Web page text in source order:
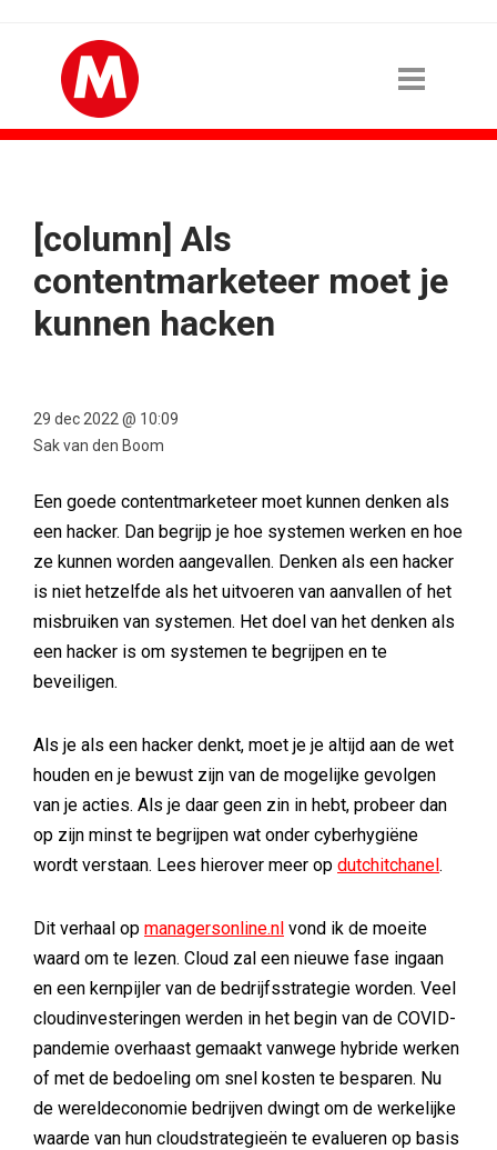
[column] Als
contentmarketeer moet je
kunnen hacken
29 dec 2022 @ 10:09
Sak van den Boom
Een goede contentmarketeer moet kunnen denken als
een hacker. Dan begrijp je hoe systemen werken en hoe
ze kunnen worden aangevallen. Denken als een hacker
is niet hetzelfde als het uitvoeren van aanvallen of het
misbruiken van systemen. Het doel van het denken als
een hacker is om systemen te begrijpen en te
beveiligen.
Als je als een hacker denkt, moet je je altijd aan de wet
houden en je bewust zijn van de mogelijke gevolgen
van je acties. Als je daar geen zin in hebt, probeer dan
op zijn minst te begrijpen wat onder cyberhygiëne
wordt verstaan. Lees hierover meer op dutchitchanel.
Dit verhaal op managersonline.nl vond ik de moeite
waard om te lezen. Cloud zal een nieuwe fase ingaan
en een kernpijler van de bedrijfsstrategie worden. Veel
cloudinvesteringen werden in het begin van de COVID-
pandemie overhaast gemaakt vanwege hybride werken
of met de bedoeling om snel kosten te besparen. Nu
de wereldeconomie bedrijven dwingt om de werkelijke
waarde van hun cloudstrategieën te evalueren op basis